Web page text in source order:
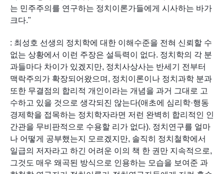
는 민주주의를 연구하는 정치이론가들에게 시사하는 바가
크다."
: 최성호 선생의 정치학에 대한 이해수준을 전혀 신뢰할 수
없는 상황에서 이런 주장은 설득력이 없다. 정치학의 각 분
과들마다 차이가 있겠지만, 정치사상사는 반세기 전부터
맥락주의가 확장되어왔으며, 정치이론이나 정치과학 분과
또한 무결점의 합리적 개인이라는 개념을 과거 그대로 고
수하고 있을 것으로 생각되진 않는다(애초에 심리학·행동
경제학을 접목하는 정치학자라면 저런 완벽히 합리적인 인
간관을 무비판적으로 수용할 리가 없다). 정치연구를 얼마
나 어떻게 공부했는지 모르겠지만, 솔직히 정치철학에서
일급의 저자라고 하긴 어려운 이의 책 한 권만 지속적으로,
그것도 매우 왜곡된 방식으로 인용하는 모습을 보여준 과